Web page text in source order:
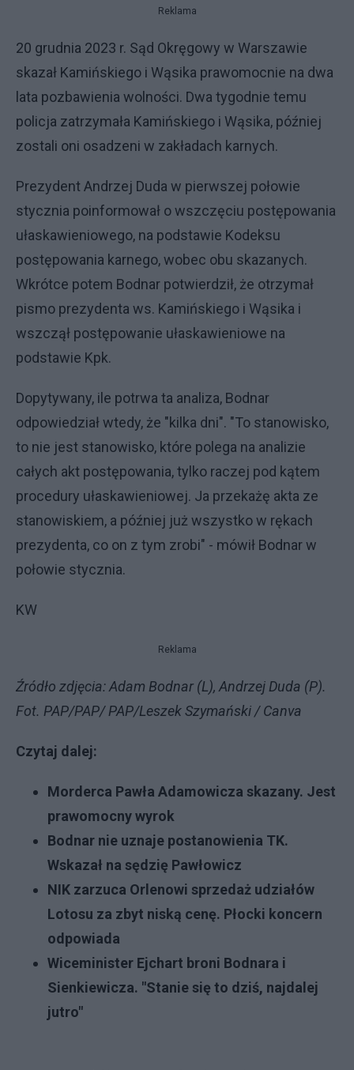
Reklama
20 grudnia 2023 r. Sąd Okręgowy w Warszawie
skazał Kamińskiego i Wąsika prawomocnie na dwa
lata pozbawienia wolności. Dwa tygodnie temu
policja zatrzymała Kamińskiego i Wąsika, później
zostali oni osadzeni w zakładach karnych.
Prezydent Andrzej Duda w pierwszej połowie
stycznia poinformował o wszczęciu postępowania
ułaskawieniowego, na podstawie Kodeksu
postępowania karnego, wobec obu skazanych.
Wkrótce potem Bodnar potwierdził, że otrzymał
pismo prezydenta ws. Kamińskiego i Wąsika i
wszczął postępowanie ułaskawieniowe na
podstawie Kpk.
Dopytywany, ile potrwa ta analiza, Bodnar
odpowiedział wtedy, że "kilka dni". "To stanowisko,
to nie jest stanowisko, które polega na analizie
całych akt postępowania, tylko raczej pod kątem
procedury ułaskawieniowej. Ja przekażę akta ze
stanowiskiem, a później już wszystko w rękach
prezydenta, co on z tym zrobi" - mówił Bodnar w
połowie stycznia.
KW
Reklama
Źródło zdjęcia: Adam Bodnar (L), Andrzej Duda (P).
Fot. PAP/PAP/ PAP/Leszek Szymański / Canva
Czytaj dalej:
Morderca Pawła Adamowicza skazany. Jest
prawomocny wyrok
Bodnar nie uznaje postanowienia TK.
Wskazał na sędzię Pawłowicz
NIK zarzuca Orlenowi sprzedaż udziałów
Lotosu za zbyt niską cenę. Płocki koncern
odpowiada
Wiceminister Ejchart broni Bodnara i
Sienkiewicza. "Stanie się to dziś, najdalej
jutro"